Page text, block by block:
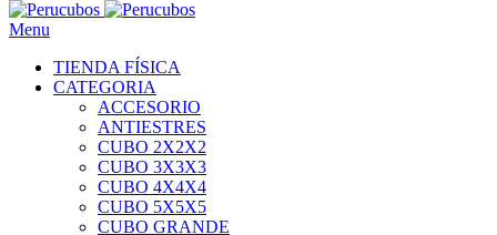
Menu
TIENDA FÍSICA
CATEGORIA
ACCESORIO
ANTIESTRES
CUBO 2X2X2
CUBO 3X3X3
CUBO 4X4X4
CUBO 5X5X5
CUBO GRANDE